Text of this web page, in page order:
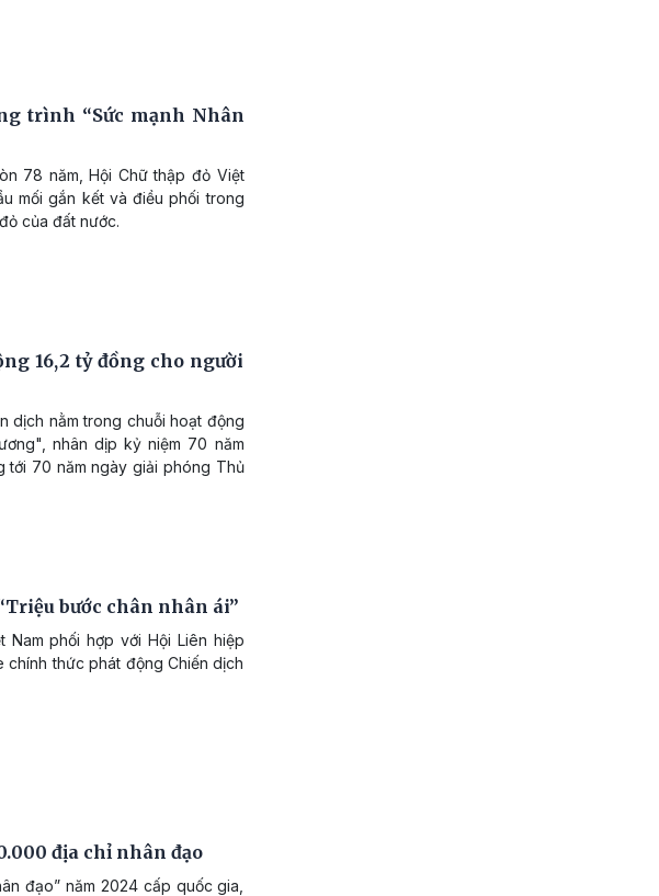
trình “Sức mạnh Nhân
78 năm, Hội Chữ thập đỏ Việt
mối gắn kết và điều phối trong
của đất nước.
16,2 tỷ đồng cho người
dịch nằm trong chuỗi hoạt động
nhân dịp kỷ niệm 70 năm
tới 70 năm ngày giải phóng Thủ
bước chân nhân ái”
Nam phối hợp với Hội Liên hiệp
chính thức phát động Chiến dịch
địa chỉ nhân đạo
đạo” năm 2024 cấp quốc gia,